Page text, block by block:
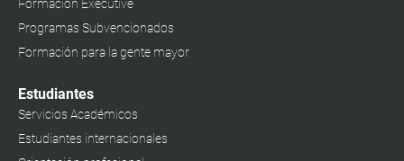
Formación Executive
Programas Subvencionados
Formación para la gente mayor
Estudiantes
Servicios Académicos
Estudiantes internacionales